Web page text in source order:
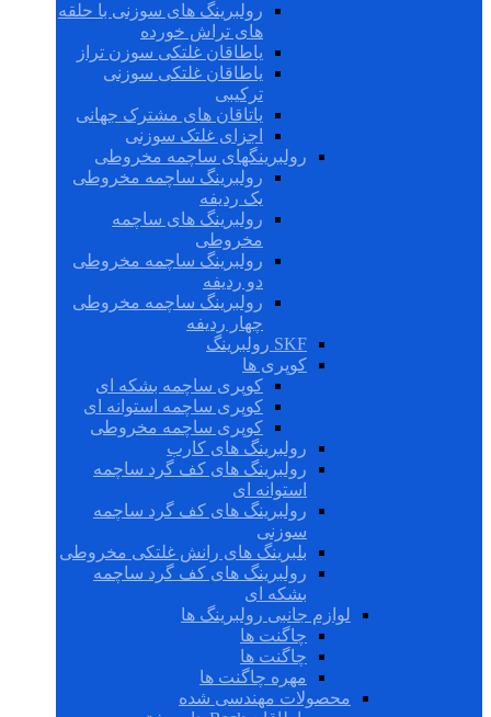
رولبرینگ های سوزنی با حلقه
های تراش خورده
یاطاقان غلتکی سوزن تراز
یاطاقان غلتکی سوزنی
ترکیبی
یاتاقان های مشترک جهانی
اجزای غلتک سوزنی
رولبرینگهای ساچمه مخروطی
رولبرینگ ساچمه مخروطی
یک ردیفه
رولبرینگ های ساچمه
مخروطی
رولبرینگ ساچمه مخروطی
دو ردیفه
رولبرینگ ساچمه مخروطی
چهار ردیفه
SKF رولبرینگ
کوپری ها
کوپری ساچمه بشکه ای
کوپری ساچمه استوانه ای
کوپری ساچمه مخروطی
رولبرینگ های کارب
رولبرینگ های کف گرد ساچمه
استوانه ای
رولبرینگ های کف گرد ساچمه
سوزنی
بلبرینگ های رانش غلتکی مخروطی
رولبرینگ های کف گرد ساچمه
بشکه ای
لوازم جانبی رولبرینگ ها
چاگنت ها
چاگنت ها
مهره چاگنت ها
محصولات مهندسی شده